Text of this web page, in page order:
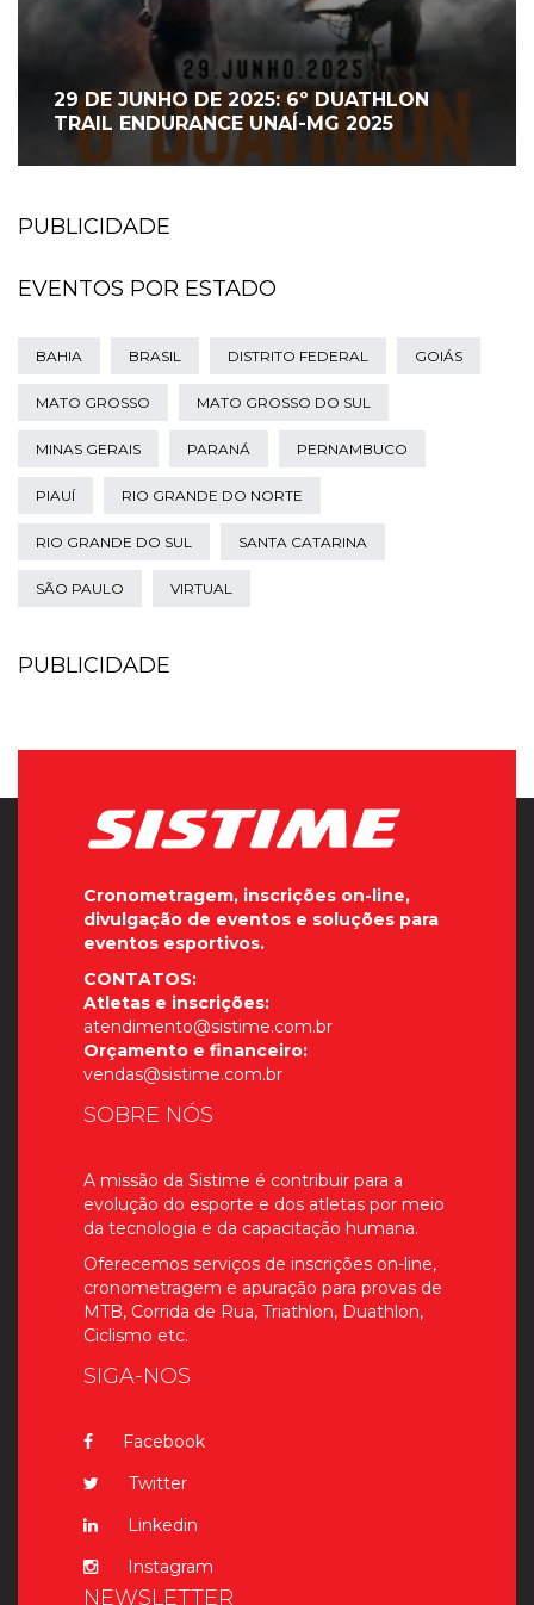
29 DE JUNHO DE 2025: 6º DUATHLON
TRAIL ENDURANCE UNAÍ-MG 2025
PUBLICIDADE
EVENTOS POR ESTADO
BAHIA BRASIL DISTRITO FEDERAL GOIÁS
MATO GROSSO MATO GROSSO DO SUL
MINAS GERAIS PARANÁ PERNAMBUCO
PIAUÍ RIO GRANDE DO NORTE
RIO GRANDE DO SUL SANTA CATARINA
SÃO PAULO VIRTUAL
PUBLICIDADE
Cronometragem, inscrições on-line,
divulgação de eventos e soluções para
eventos esportivos.
CONTATOS:
Atletas e inscrições:
atendimento@sistime.com.br
Orçamento e financeiro:
vendas@sistime.com.br
SOBRE NÓS
A missão da Sistime é contribuir para a
evolução do esporte e dos atletas por meio
da tecnologia e da capacitação humana.
Oferecemos serviços de inscrições on-line,
cronometragem e apuração para provas de
MTB, Corrida de Rua, Triathlon, Duathlon,
Ciclismo etc.
SIGA-NOS
Facebook
Twitter
Linkedin
Instagram
NEWSLETTER